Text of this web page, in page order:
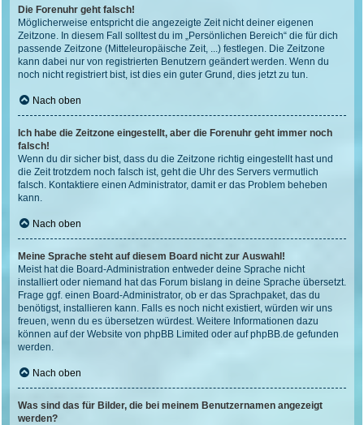
Die Forenuhr geht falsch!
Möglicherweise entspricht die angezeigte Zeit nicht deiner eigenen
Zeitzone. In diesem Fall solltest du im „Persönlichen Bereich“ die für dich
passende Zeitzone (Mitteleuropäische Zeit, ...) festlegen. Die Zeitzone
kann dabei nur von registrierten Benutzern geändert werden. Wenn du
noch nicht registriert bist, ist dies ein guter Grund, dies jetzt zu tun.
Nach oben
Ich habe die Zeitzone eingestellt, aber die Forenuhr geht immer noch
falsch!
Wenn du dir sicher bist, dass du die Zeitzone richtig eingestellt hast und
die Zeit trotzdem noch falsch ist, geht die Uhr des Servers vermutlich
falsch. Kontaktiere einen Administrator, damit er das Problem beheben
kann.
Nach oben
Meine Sprache steht auf diesem Board nicht zur Auswahl!
Meist hat die Board-Administration entweder deine Sprache nicht
installiert oder niemand hat das Forum bislang in deine Sprache übersetzt.
Frage ggf. einen Board-Administrator, ob er das Sprachpaket, das du
benötigst, installieren kann. Falls es noch nicht existiert, würden wir uns
freuen, wenn du es übersetzen würdest. Weitere Informationen dazu
können auf der Website von phpBB Limited oder aufphpBB.de gefunden
werden.
Nach oben
Was sind das für Bilder, die bei meinem Benutzernamen angezeigt
werden?